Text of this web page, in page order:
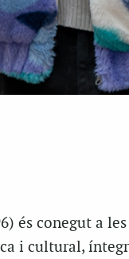
és conegut a
i cultural,